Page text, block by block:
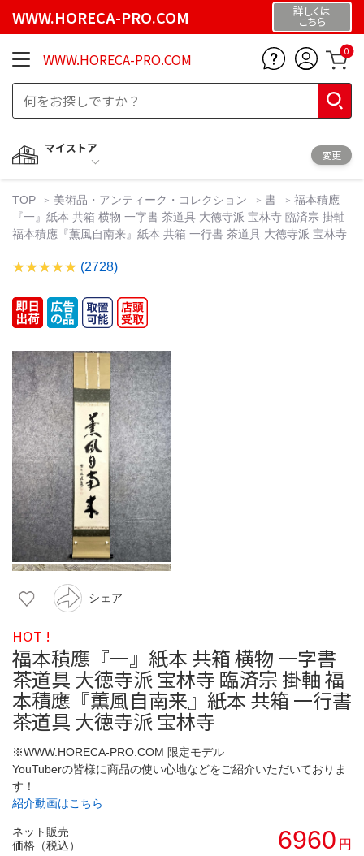
WWW.HORECA-PRO.COM 詳しくは
こちら
WWW.HORECA-PRO.COM 0
マイストア
変更
TOP 美術品・アンティーク・コレクション 書
福本積應
『一』紙本 共箱 横物 一字書 茶道具 大徳寺派 宝林寺 臨済宗 掛軸
福本積應『薫風自南来』紙本 共箱 一行書 茶道具 大徳寺派 宝林寺
(2728)
シェア
HOT !
福本積應『一』紙本 共箱 横物 一字書
茶道具 大徳寺派 宝林寺 臨済宗 掛軸 福
本積應『薫風自南来』紙本 共箱 一行書
茶道具 大徳寺派 宝林寺
※WWW.HORECA-PRO.COM 限定モデル
YouTuberの皆様に商品の使い心地などをご紹介いただいておりま
す！
紹介動画はこちら
ネット販売
価格（税込）
6960 円